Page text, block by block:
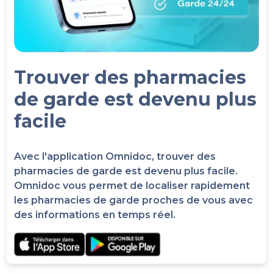
Trouver des pharmacies
de garde est devenu plus
facile
Avec l'application Omnidoc, trouver des
pharmacies de garde est devenu plus facile.
Omnidoc vous permet de localiser rapidement
les pharmacies de garde proches de vous avec
des informations en temps réel.